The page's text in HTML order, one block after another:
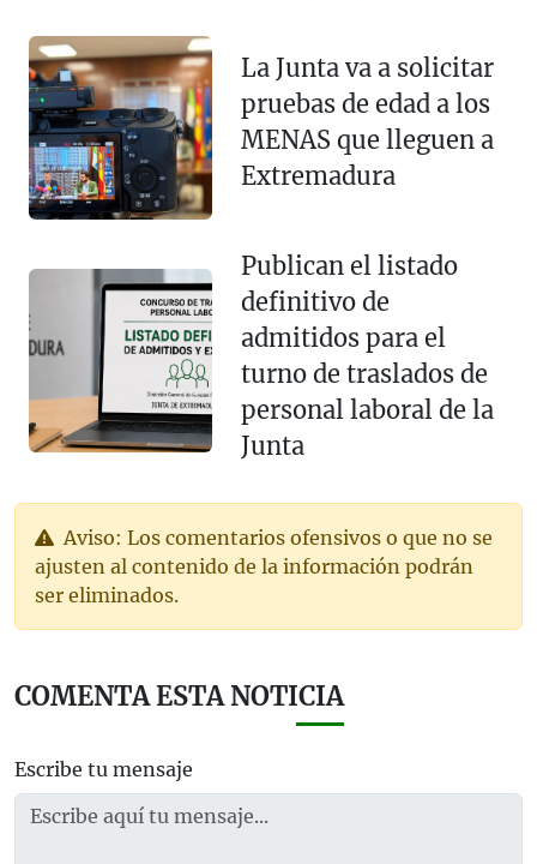
La Junta va a solicitar
pruebas de edad a los
MENAS que lleguen a
Extremadura
Publican el listado
definitivo de
admitidos para el
turno de traslados de
personal laboral de la
Junta
Aviso: Los comentarios ofensivos o que no se
ajusten al contenido de la información podrán
ser eliminados.
COMENTA ESTA NOTICIA
Escribe tu mensaje